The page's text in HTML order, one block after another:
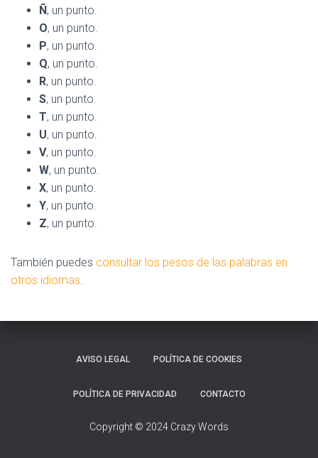
Ñ, un punto.
O, un punto.
P, un punto.
Q, un punto.
R, un punto.
S, un punto.
T, un punto.
U, un punto.
V, un punto.
W, un punto.
X, un punto.
Y, un punto.
Z, un punto.
También puedes consultar los pesos de las palabras en
otros idiomas.
AVISO LEGAL POLÍTICA DE COOKIES
POLÍTICA DE PRIVACIDAD CONTACTO
Copyright © 2024 Crazy Words